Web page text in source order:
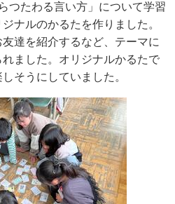
つたわる言い方」について学習
ナルのかるたを作りました。
達を紹介するなど、テーマに
ました。オリジナルかるたで
そうにしていました。